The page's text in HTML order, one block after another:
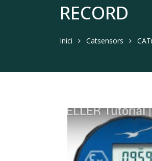
RECORD
Inici Catsensors